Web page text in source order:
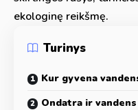
ekologinę reikšmę.
Turinys
Kur gyvena
Ondatra ir